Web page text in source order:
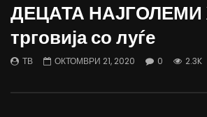
10:25
06.08.2026
0
1K 10 0
ДЕЦАТА НАЈГОЛЕМИ
трговија со луѓе
ТВ ОКТОМВРИ 21, 2020 0 2.3K